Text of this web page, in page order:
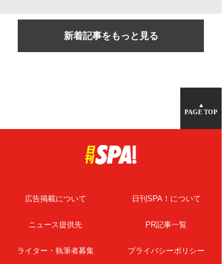
新着記事をもっと見る
▲
PAGE TOP
広告掲載について 日刊SPA！について
ニュース提供先 PR記事一覧
ライター・執筆者募集 プライバシーポリシー